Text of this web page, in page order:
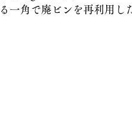
一角で廃ビンを再利用し